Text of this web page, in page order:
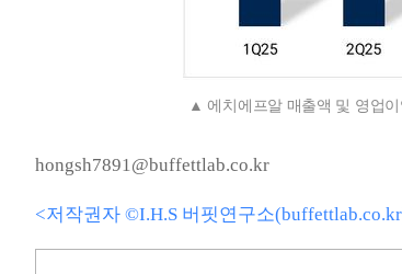
에치에프알 매출액 및 영업
hongsh7891@buffettlab.co.kr
<저작권자 ©I.H.S 버핏연구소